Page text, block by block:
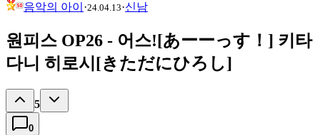
음악의 아이 ·24.04.13·신남
원피스 OP26 - 어스![あーーっす！] 키타
다니 히로시[きただにひろし]
5
0